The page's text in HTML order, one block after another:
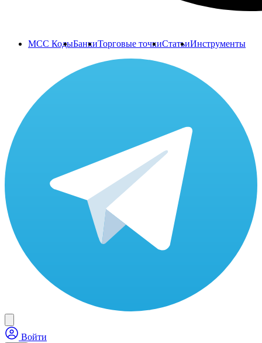
MCC КодыБанкиТорговые точкиСтатьиИнструменты
Войти